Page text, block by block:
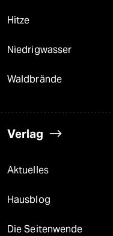
Hitze
Niedrigwasser
Waldbrände
Verlag
Aktuelles
Hausblog
Die Seitenwende